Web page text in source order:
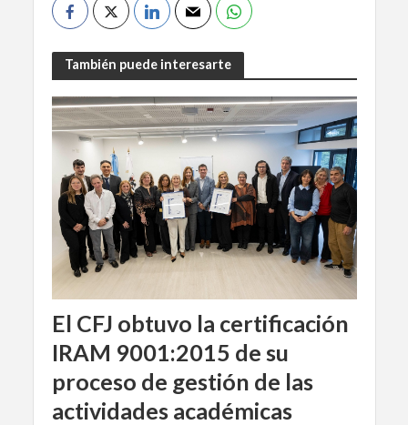
También puede interesarte
El CFJ obtuvo la certificación
IRAM 9001:2015 de su
proceso de gestión de las
actividades académicas